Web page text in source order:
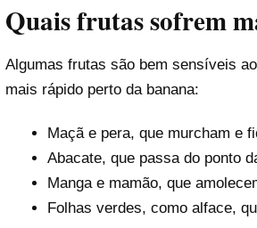
Quais frutas sofrem
Algumas frutas são bem sensíveis
mais rápido perto da banana:
Maçã e pera, que murcham e
Abacate, que passa do ponto
Manga e mamão, que
Folhas verdes, como alface,